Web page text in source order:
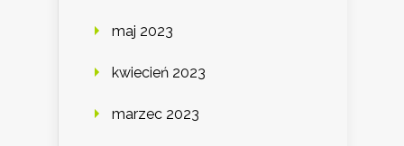
maj 2023
kwiecień 2023
marzec 2023